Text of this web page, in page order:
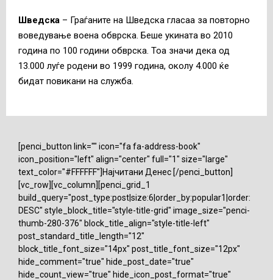
Шведска – Граѓаните на Шведска гласаа за повторно
воведување воена обврска. Беше укината во 2010
година по 100 години обврска. Тоа значи дека од
13.000 луѓе родени во 1999 година, околу 4.000 ќе
бидат повикани на служба.
[penci_button link="" icon="fa fa-address-book"
icon_position="left" align="center" full="1" size="large"
text_color="#FFFFFF"]Најчитани Денес [/penci_button]
[vc_row][vc_column][penci_grid_1
build_query="post_type:post|size:6|order_by:popular1|order:
DESC" style_block_title="style-title-grid" image_size="penci-
thumb-280-376" block_title_align="style-title-left"
post_standard_title_length="12"
block_title_font_size="14px" post_title_font_size="12px"
hide_comment="true" hide_post_date="true"
hide_count_view="true" hide_icon_post_format="true"